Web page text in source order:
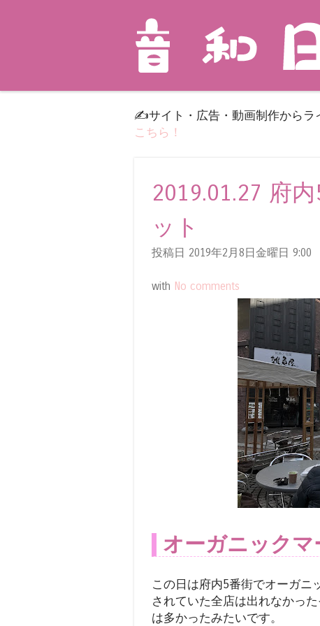
✍️サイト・広告・動画制作からラ
こちら！
2019.01.27 府
ット
投稿日 2019年2月8日金曜日 9:00
with No comments
オーガニックマ
この日は府内5番街でオーガニ
されていた全店は出れなかっ
は多かったみたいです。